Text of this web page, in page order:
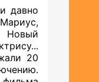
давно
Новый
20